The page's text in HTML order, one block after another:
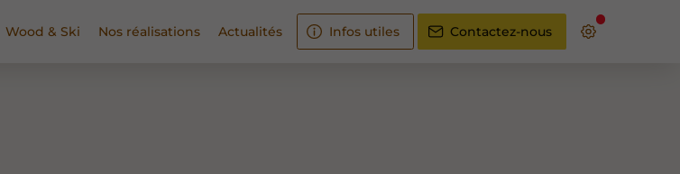
Wood & Ski Nos réalisations Actualités Infos utiles Contactez-nous